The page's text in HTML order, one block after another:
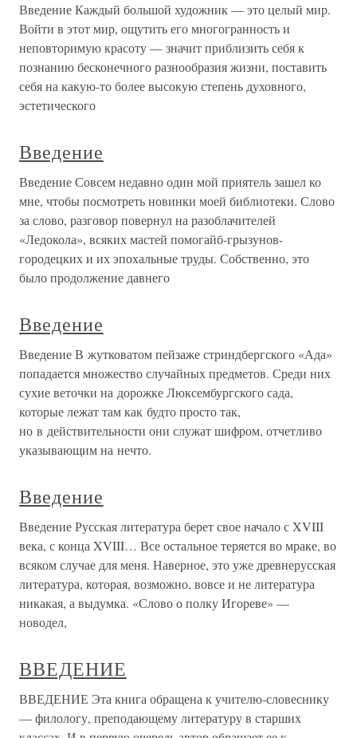
Введение Каждый большой художник — это целый мир.
Войти в этот мир, ощутить его многогранность и
неповторимую красоту — значит приблизить себя к
познанию бесконечного разнообразия жизни, поставить
себя на какую-то более высокую степень духовного,
эстетического
Введение
Введение Совсем недавно один мой приятель зашел ко
мне, чтобы посмотреть новинки моей библиотеки. Слово
за слово, разговор повернул на разоблачителей
«Ледокола», всяких мастей помогайб-грызунов-
городецких и их эпохальные труды. Собственно, это
было продолжение давнего
Введение
Введение В жутковатом пейзаже стриндбергского «Ада»
попадается множество случайных предметов. Среди них
сухие веточки на дорожке Люксембургского сада,
которые лежат там как будто просто так,
но в действительности они служат шифром, отчетливо
указывающим на нечто.
Введение
Введение Русская литература берет свое начало с XVIII
века, с конца XVIII… Все остальное теряется во мраке, во
всяком случае для меня. Наверное, это уже древнерусская
литература, которая, возможно, вовсе и не литература
никакая, а выдумка. «Слово о полку Игореве» —
новодел,
ВВЕДЕНИЕ
ВВЕДЕНИЕ Эта книга обращена к учителю-словеснику
— филологу, преподающему литературу в старших